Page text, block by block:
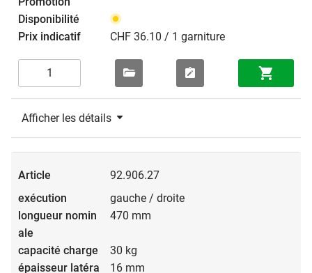
CHF 36.10 / 1 garniture
Afficher les détails
92.906.27
gauche / droite
470 mm
30 kg
16 mm